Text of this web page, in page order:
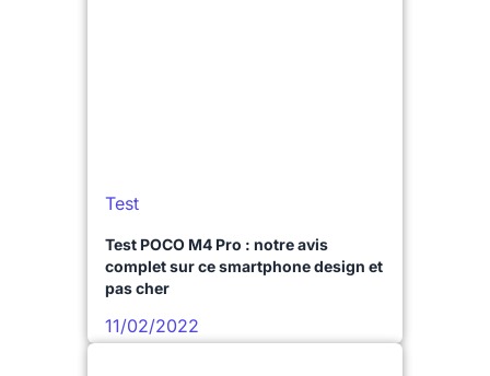
Test
Test POCO M4 Pro : notre avis
complet sur ce smartphone design et
pas cher
11/02/2022